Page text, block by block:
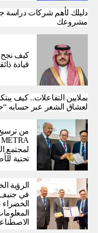
دليلك لأهم شركات دراسة
مشروعك
كيف نجح
قيادة
بملايين التفاعلات.. كيف
لعشاق الشعر عبر حسابه
من
تحتية
الرؤية
في جنيف:
الخضراء